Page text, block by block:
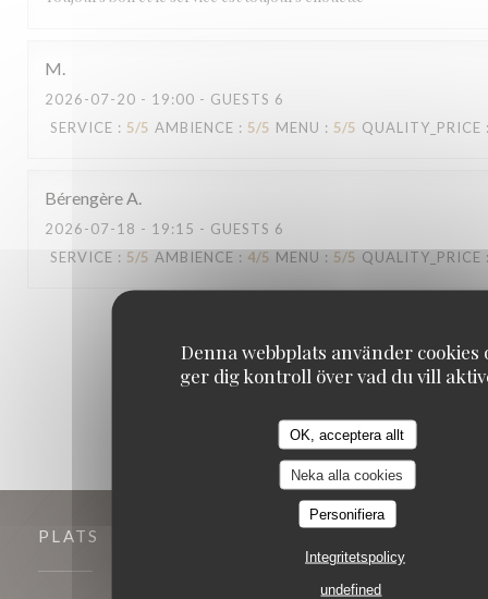
Denna webbplats använder cookies
ger dig kontroll över vad du vill
OK, acceptera allt
Neka alla cookies
Personifiera
Integritetspolicy
undefined
M
2026-07-20 - 19:00 - GUESTS 6
SERVICE : 5/5 AMBIENCE : 5/5 MENU : 5/5 QUALITY_PRICE
BérengèreA
2026-07-18 - 19:15 - GUESTS 6
SERVICE : 5/5 AMBIENCE : 4/5 MENU : 5/5 QUALITY_PRICE
PLATS